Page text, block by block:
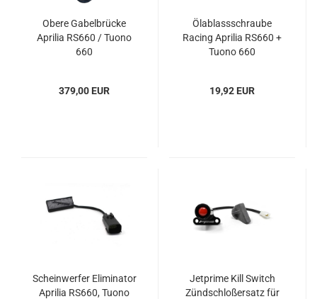
Obere Gabelbrücke
Aprilia RS660 / Tuono
660
379,00 EUR
Ölablassschraube
Racing Aprilia RS660 +
Tuono 660
19,92 EUR
Scheinwerfer Eliminator
Aprilia RS660, Tuono
Jetprime Kill Switch
Zündschloßersatz für